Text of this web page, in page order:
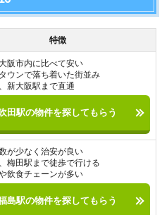
特徴
阪市内に比べて安い
ウンで落ち着いた街並み
新大阪駅まで直通
田駅の物件を探してもらう
が少なく治安が良い
梅田駅まで徒歩で行ける
飲食チェーンが多い
島駅の物件を探してもらう